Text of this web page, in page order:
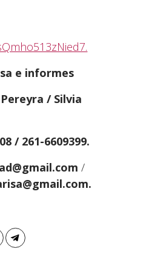
e informes
/ Silvia
/ 261-6609399.
/